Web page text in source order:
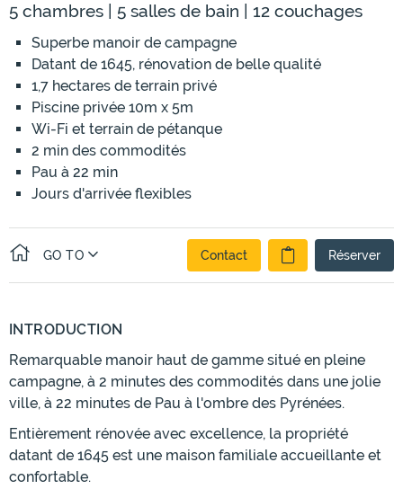
5 chambres | 5 salles de bain | 12 couchages
Superbe manoir de campagne
Datant de 1645, rénovation de belle qualité
1,7 hectares de terrain privé
Piscine privée 10m x 5m
Wi-Fi et terrain de pétanque
2 min des commodités
Pau à 22 min
Jours d'arrivée flexibles
GO TO Contact Réserver
INTRODUCTION
Remarquable manoir haut de gamme situé en pleine
campagne, à 2 minutes des commodités dans une jolie
ville, à 22 minutes de Pau à l'ombre des Pyrénées.
Entièrement rénovée avec excellence, la propriété
datant de 1645 est une maison familiale accueillante et
confortable.